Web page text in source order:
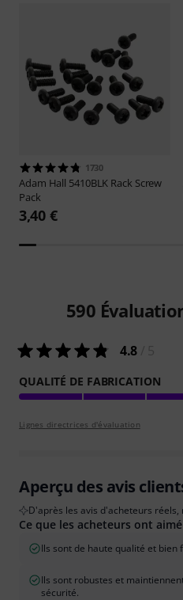
1730
Adam Hall 5410BLK Rack Screw
Pack
3,40 €
590
4.8
QUALITÉ DE FABRICATION
Lignes directrices d'évaluation
Aperçu des avis
D'après les avis d'acheteurs
Ce que les acheteurs ont
Ils sont de haute qualité et bien
Ils sont robustes et
sécurité.